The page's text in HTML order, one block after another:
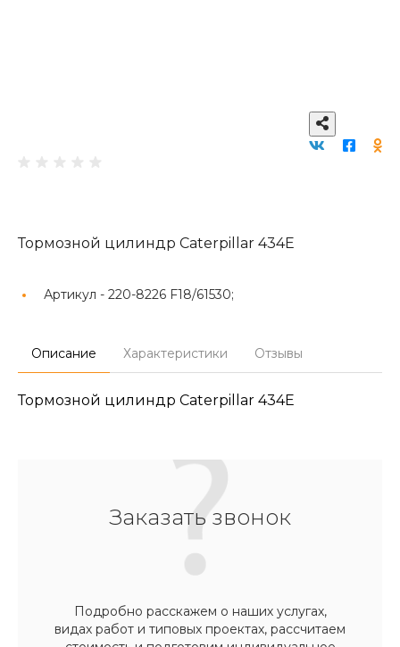
Тормозной цилиндр Caterpillar 434E
Артикул - 220-8226 F18/61530;
Описание Характеристики Отзывы
Тормозной цилиндр Caterpillar 434E
Заказать звонок
Подробно расскажем о наших услугах,
видах работ и типовых проектах, рассчитаем